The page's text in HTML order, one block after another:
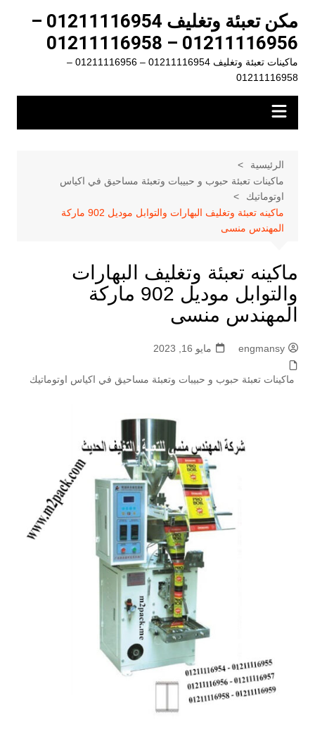
المحتوى
مكن تعبئة وتغليف 01211116954 –
01211116956 – 01211116958
ماكينات تعبئة وتغليف 01211116954 – 01211116956 –
01211116958
الرئيسية
ماكينات تعبئة حبوب و حبيبات وتعبئة مساحيق في اكياس
اوتوماتيك
ماكينه تعبئة وتغليف البهارات والتوابل موديل 902 ماركة
المهندس منسى
ماكينه تعبئة وتغليف البهارات
والتوابل موديل 902 ماركة
المهندس منسى
engmansy مايو 16, 2023
ماكينات تعبئة حبوب و حبيبات وتعبئة مساحيق في اكياس اوتوماتيك